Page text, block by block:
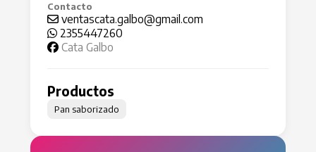
Contacto
ventascata.galbo@gmail.com
2355447260
Cata Galbo
Productos
Pan saborizado